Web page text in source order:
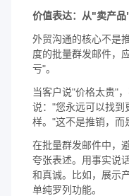
价值表达：从"卖产
外贸沟通的核心不是
度的批量群发邮件，
亏"。
当客户说"价格太贵"
说："您永远可以找到
样。"这不是推销，而
在批量群发邮件中，
夸张表述。用事实说
和真诚。比如，展示
单纯罗列功能。